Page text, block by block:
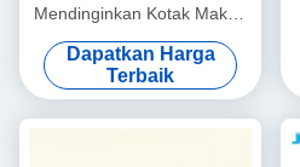
Mendinginkan Kotak Makan
Siang
Dapatkan Harga
Terbaik